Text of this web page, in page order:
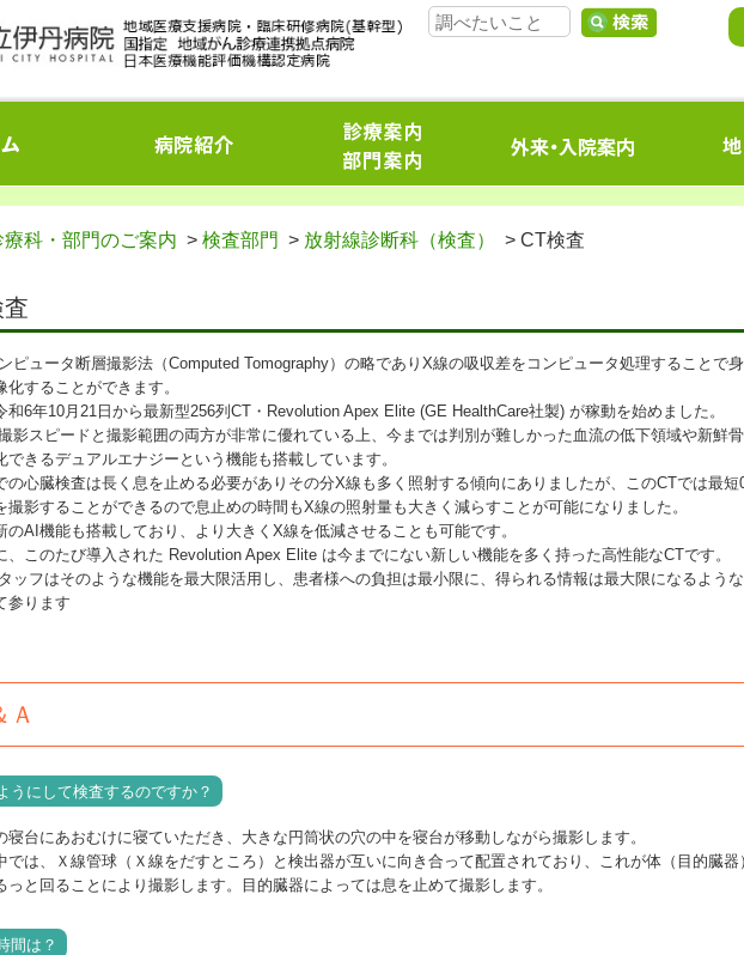
療科・部門のご案内 > 検査部門 > 放射線診断科（検査） > CT検査
ピュータ断層撮影法（Computed Tomography）の略でありX線の吸収差をコンピュータ処理することで
化することができます。
和6年10月21日から最新型256列CT・Revolution Apex Elite (GE HealthCare社製) が稼動を始めました。
影スピードと撮影範囲の両方が非常に優れている上、今までは判別が難しかった血流の低下領域や新鮮
できるデュアルエナジーという機能も搭載しています。
の心臓検査は長く息を止める必要がありその分X線も多く照射する傾向にありましたが、このCTでは最短
撮影することができるので息止めの時間もX線の照射量も大きく減らすことが可能になりました。
のAI機能も搭載しており、より大きくX線を低減させることも可能です。
、このたび導入された Revolution Apex Elite は今までにない新しい機能を多く持った高性能なCTです。
ッフはそのような機能を最大限活用し、患者様への負担は最小限に、得られる情報は最大限になるよう
参ります
Ａ
うにして検査するのですか？
寝台にあおむけに寝ていただき、大きな円筒状の穴の中を寝台が移動しながら撮影します。
では、Ｘ線管球（Ｘ線をだすところ）と検出器が互いに向き合って配置されており、これが体（目的臓器
っと回ることにより撮影します。目的臓器によっては息を止めて撮影します。
間は？